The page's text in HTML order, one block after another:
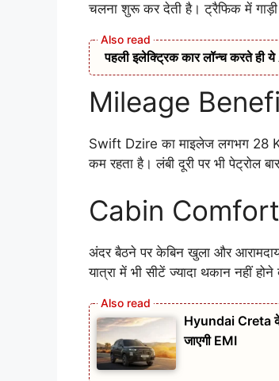
चलना शुरू कर देती है। ट्रैफिक में गाड़ी
पहली इलेक्ट्रिक कार लॉन्च करते ही
Mileage
Swift Dzire का माइलेज लगभग 28
कम रहता है। लंबी दूरी पर भी पेट्रोल
Cabin Comfort
अंदर बैठने पर केबिन खुला और
यात्रा में भी सीटें ज्यादा थकान नहीं
Hyundai Creta के
जाएगी EMI